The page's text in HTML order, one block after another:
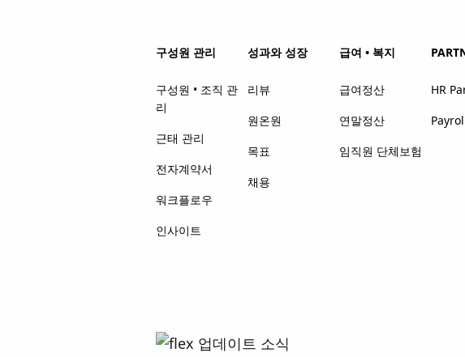
구성원 관리
구성원 • 조직 관
리
근태 관리
전자계약서
워크플로우
인사이트
성과와 성장
리뷰
원온원
목표
채용
급여 • 복지
급여정산
연말정산
임직원 단체보험
HR